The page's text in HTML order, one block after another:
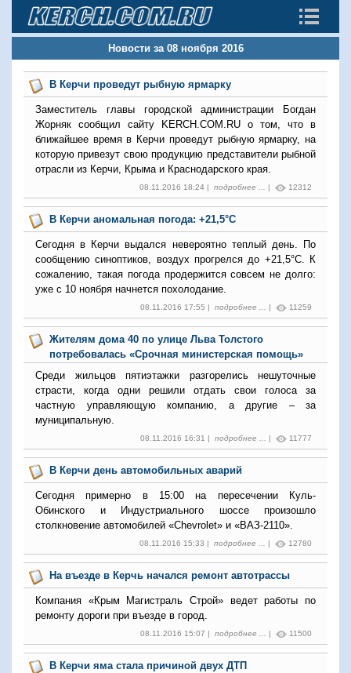
Новости за 08 ноября 2016
В Керчи проведут рыбную ярмарку
Заместитель главы городской администрации Богдан
Жорняк сообщил сайту KERCH.COM.RU о том, что в
ближайшее время в Керчи проведут рыбную ярмарку, на
которую привезут свою продукцию представители рыбной
отрасли из Керчи, Крыма и Краснодарского края.
08.11.2016 18:24 | подробнее ... | 12312
В Керчи аномальная погода: +21,5°C
Сегодня в Керчи выдался невероятно теплый день. По
сообщению синоптиков, воздух прогрелся до +21,5°C. К
сожалению, такая погода продержится совсем не долго:
уже с 10 ноября начнется похолодание.
08.11.2016 17:55 | подробнее ... | 11259
Жителям дома 40 по улице Льва Толстого
потребовалась «Срочная министерская помощь»
Среди жильцов пятиэтажки разгорелись нешуточные
страсти, когда одни решили отдать свои голоса за
частную управляющую компанию, а другие – за
муниципальную.
08.11.2016 16:31 | подробнее ... | 11777
В Керчи день автомобильных аварий
Сегодня примерно в 15:00 на пересечении Куль-
Обинского и Индустриального шоссе произошло
столкновение автомобилей «Chevrolet» и «ВАЗ-2110».
08.11.2016 15:33 | подробнее ... | 12780
На въезде в Керчь начался ремонт автотрассы
Компания «Крым Магистраль Строй» ведет работы по
ремонту дороги при въезде в город.
08.11.2016 15:07 | подробнее ... | 11500
В Керчи яма стала причиной двух ДТП